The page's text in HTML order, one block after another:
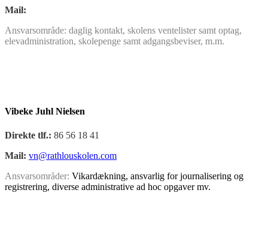
Mail:
Ansvarsområde: daglig kontakt, skolens ventelister samt optag,
elevadministration, skolepenge samt adgangsbeviser, m.m.
Vibeke Juhl Nielsen
Direkte tlf.: 86 56 18 41
Mail: vn@rathlouskolen.com
Ansvarsområder: Vikardækning, ansvarlig for journalisering og
registrering, diverse administrative ad hoc opgaver mv.